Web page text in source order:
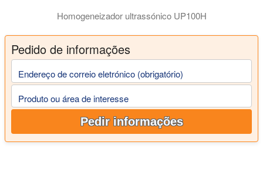
Homogeneizador ultrassónico UP100H
Pedido de informações
Endereço de correio eletrónico (obrigatório)
Produto ou área de interesse
Pedir informações